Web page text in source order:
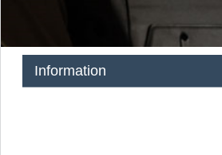
Information